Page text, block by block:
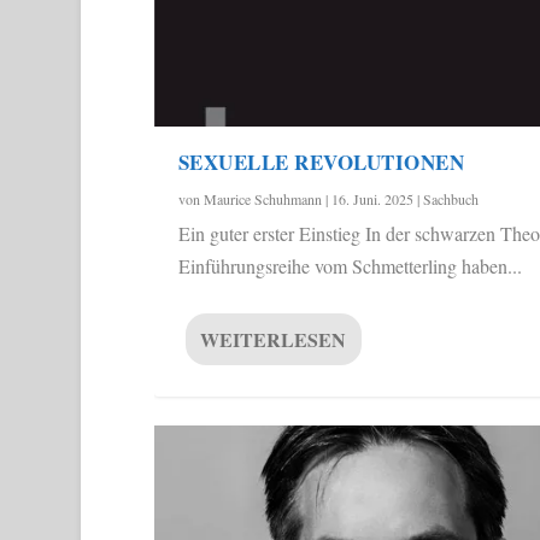
SEXUELLE REVOLUTIONEN
von Maurice Schuhmann | 16. Juni. 2025 |Sachbuch
Ein guter erster Einstieg In der schwarzen
Einführungsreihe vom Schmetterling haben...
WEITERLESEN